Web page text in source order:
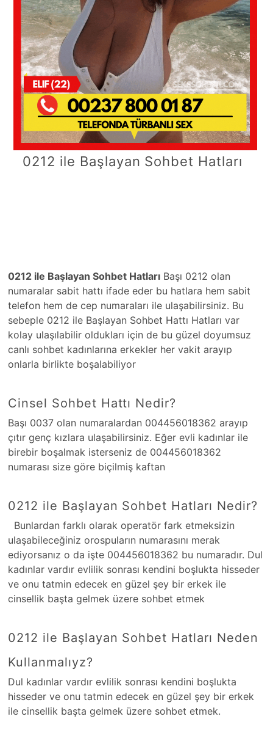
0212 ile Başlayan Sohbet Hatları
0212 ile Başlayan Sohbet Hatları Başı 0212 olan
numaralar sabit hattı ifade eder bu hatlara hem sabit
telefon hem de cep numaraları ile ulaşabilirsiniz. Bu
sebeple 0212 ile Başlayan Sohbet Hattı Hatları var
kolay ulaşılabilir oldukları için de bu güzel doyumsuz
canlı sohbet kadınlarına erkekler her vakit arayıp
onlarla birlikte boşalabiliyor
Cinsel Sohbet Hattı Nedir?
Başı 0037 olan numaralardan 004456018362 arayıp
çıtır genç kızlara ulaşabilirsiniz. Eğer evli kadınlar ile
birebir boşalmak isterseniz de 004456018362
numarası size göre biçilmiş kaftan
0212 ile Başlayan Sohbet Hatları Nedir?
Bunlardan farklı olarak operatör fark etmeksizin
ulaşabileceğiniz orospuların numarasını merak
ediyorsanız o da işte 004456018362 bu numaradır. Dul
kadınlar vardır evlilik sonrası kendini boşlukta hisseder
ve onu tatmin edecek en güzel şey bir erkek ile
cinsellik başta gelmek üzere sohbet etmek
0212 ile Başlayan Sohbet Hatları Neden
Kullanmalıyz?
Dul kadınlar vardır evlilik sonrası kendini boşlukta
hisseder ve onu tatmin edecek en güzel şey bir erkek
ile cinsellik başta gelmek üzere sohbet etmek.